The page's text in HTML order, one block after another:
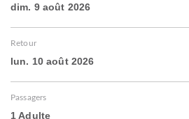
dim. 9 août 2026
Retour
lun. 10 août 2026
Passagers
1 Adulte